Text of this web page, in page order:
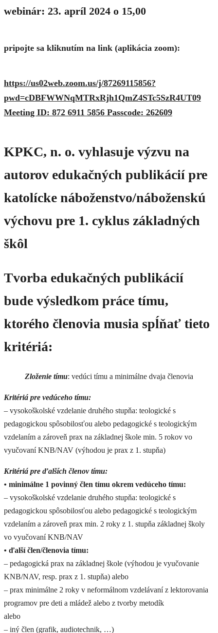
webinár: 23. apríl 2024 o 15,00
pripojte sa kliknutím na link (aplikácia zoom):
https://us02web.zoom.us/j/87269115856?
pwd=cDBFWWNqMTRxRjh1QmZ4STc5SzR4UT09
Meeting ID: 872 6911 5856 Passcode: 262609
KPKC, n. o. vyhlasuje výzvu na
autorov edukačných publikácií pre
katolícke náboženstvo/náboženskú
výchovu pre 1. cyklus základných
škôl
Tvorba edukačných publikácií
bude výsledkom práce tímu,
ktorého členovia musia spĺňať tieto
kritériá:
Zloženie tímu: vedúci tímu a minimálne dvaja členovia
Kritériá pre vedúceho tímu:
– vysokoškolské vzdelanie druhého stupňa: teologické s
pedagogickou spôsobilosťou alebo pedagogické s teologickým
vzdelaním a zároveň prax na základnej škole min. 5 rokov vo
vyučovaní KNB/NAV (výhodou je prax z 1. stupňa)
Kritériá pre ďalších členov tímu:
• minimálne 1 povinný člen tímu okrem vedúceho tímu:
– vysokoškolské vzdelanie druhého stupňa: teologické s
pedagogickou spôsobilosťou alebo pedagogické s teologickým
vzdelaním a zároveň prax min. 2 roky z 1. stupňa základnej školy
vo vyučovaní KNB/NAV
• ďalší člen/členovia tímu:
– pedagogická prax na základnej škole (výhodou je vyučovanie
KNB/NAV, resp. prax z 1. stupňa) alebo
– prax minimálne 2 roky v neformálnom vzdelávaní z lektorovania
programov pre deti a mládež alebo z tvorby metodík
alebo
– iný člen (grafik, audiotechnik, …)